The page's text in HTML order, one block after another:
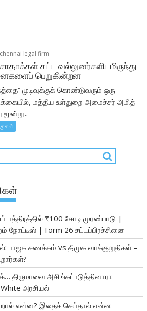
chennai legal firm
சட்ட வல்லுனர்களிடமிருந்து
பெறுகின்றன
முடிவுக்குக் கொண்டுவரும் ஒரு
மத்திய உள்துறை அமைச்சர் அமித்
பத்திரத்தில் ₹100 கோடி முரண்பாடு |
நோட்டீஸ் | Form 26 சட்டப்பிரச்சினை
பாஜக சுணக்கம் vs திமுக வாக்குறுதிகள் –
திருமாவை அசிங்கப்படுத்தினாரா
White அரசியல்
என்ன? இதைச் செய்தால் என்ன